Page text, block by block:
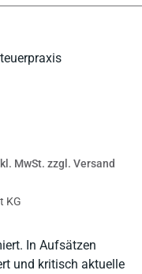
In Aufsätzen
und kritisch aktuelle
MwSt. zzgl. Versand
KG